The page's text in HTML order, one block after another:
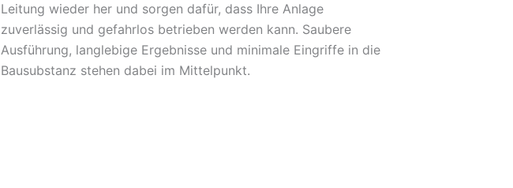
Leitung wieder her und sorgen dafür, dass Ihre Anlage
zuverlässig und gefahrlos betrieben werden kann. Saubere
Ausführung, langlebige Ergebnisse und minimale Eingriffe in die
Bausubstanz stehen dabei im Mittelpunkt.